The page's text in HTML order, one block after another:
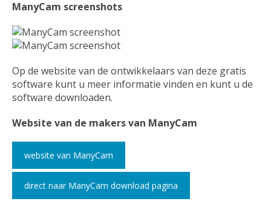
ManyCam screenshots
Op de website van de ontwikkelaars van deze gratis
software kunt u meer informatie vinden en kunt u de
software downloaden.
Website van de makers van ManyCam
website van ManyCam
direct naar ManyCam download pagina